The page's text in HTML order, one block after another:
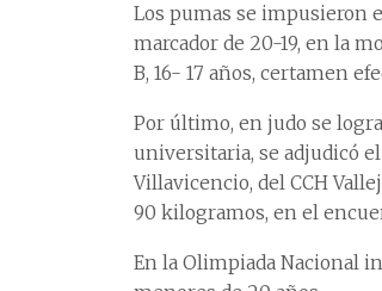
Los pumas se impusieron
marcador de 20-19, en la
B, 16- 17 años, certamen
Por último, en judo se
universitaria, se adjudicó
Villavicencio, del CCH
90 kilogramos, en el
En la Olimpiada Nacional